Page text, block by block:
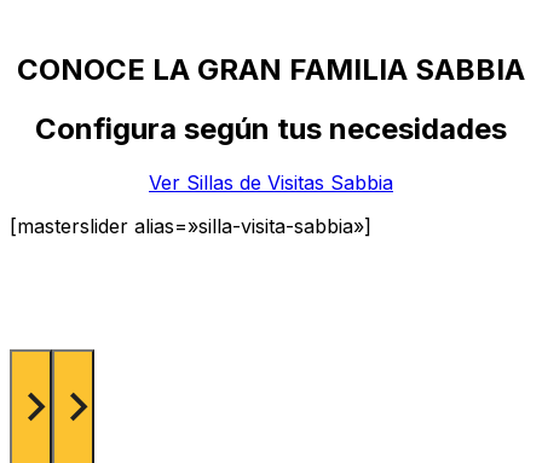
CONOCE LA GRAN FAMILIA SABBIA
Configura según tus necesidades
Ver Sillas de Visitas Sabbia
[masterslider alias=»silla-visita-sabbia»]